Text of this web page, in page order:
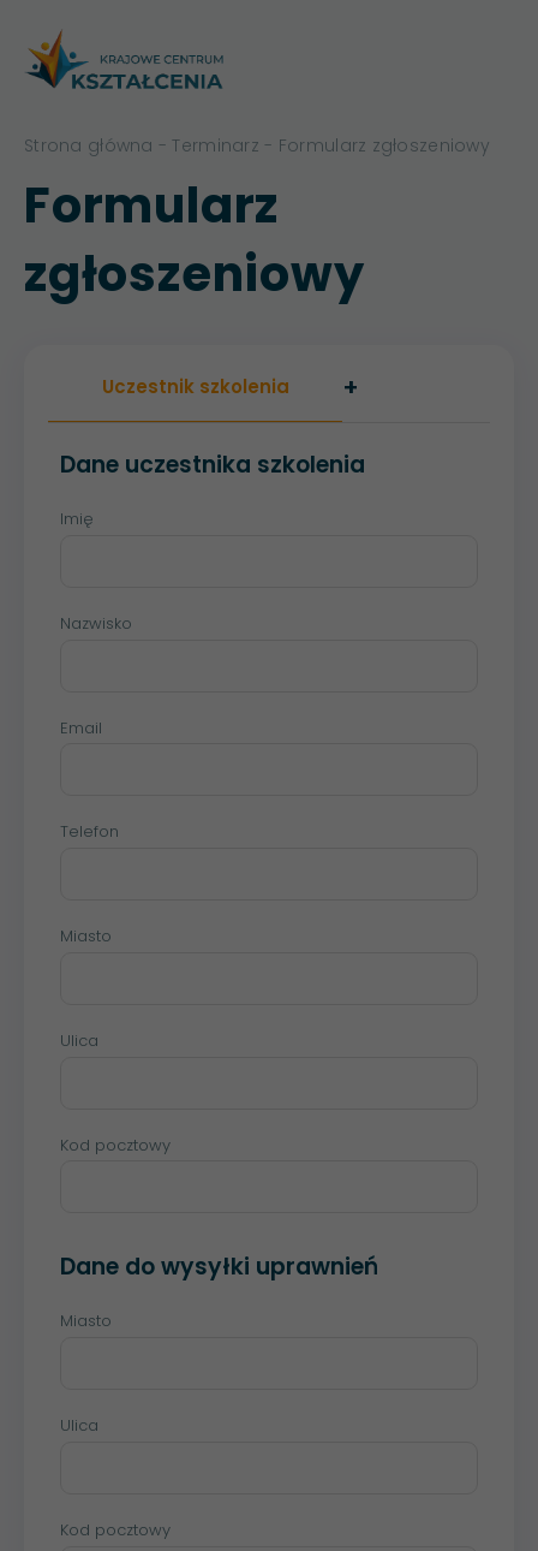
Strona główna -Terminarz - Formularz zgłoszeniowy
Formularz
zgłoszeniowy
Uczestnik szkolenia +
Dane uczestnika szkolenia
Imię
Nazwisko
Email
Telefon
Miasto
Ulica
Kod pocztowy
Dane do wysyłki uprawnień
Miasto
Ulica
Kod pocztowy